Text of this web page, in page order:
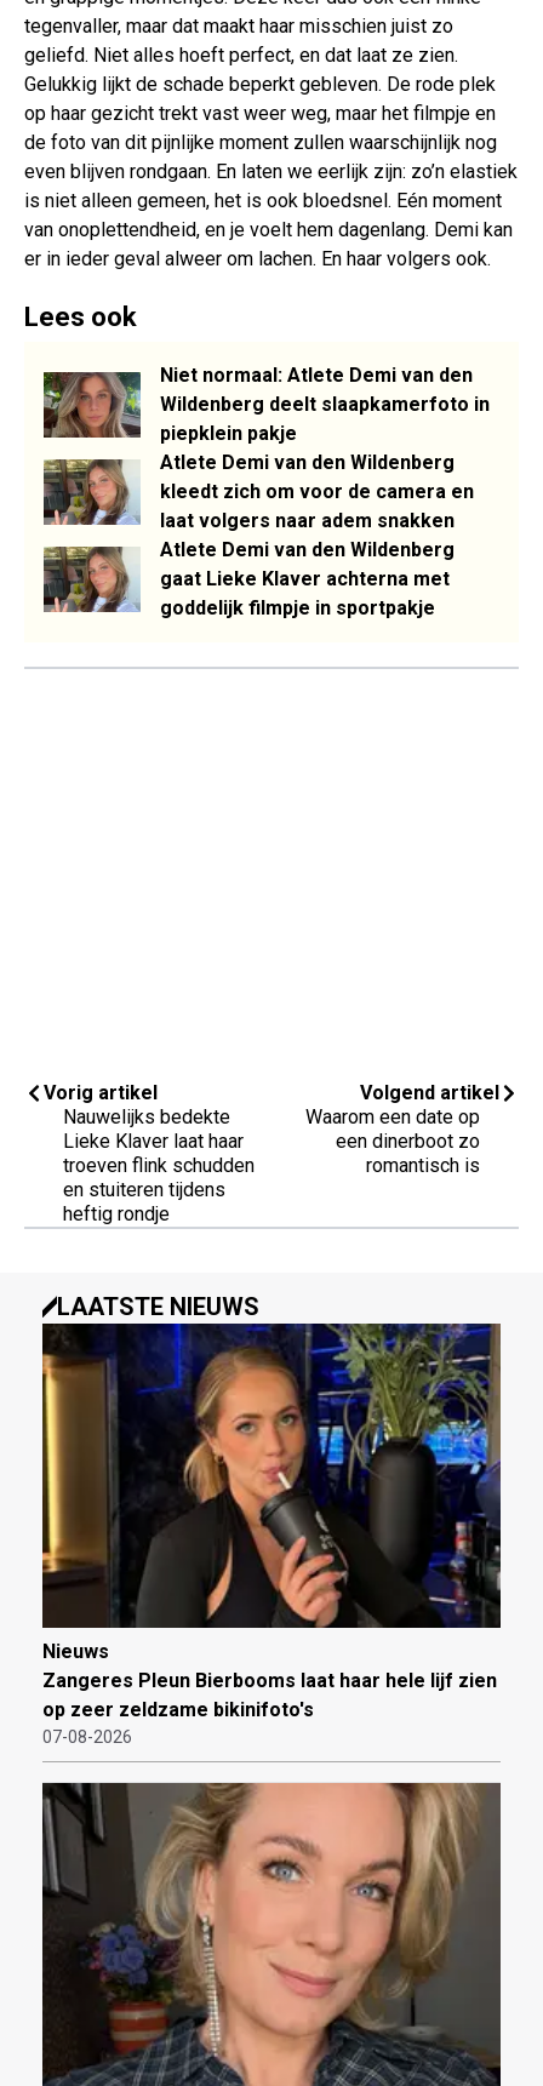
tegenvaller, maar dat maakt haar misschien juist zo
geliefd. Niet alles hoeft perfect, en dat laat ze zien.
Gelukkig lijkt de schade beperkt gebleven. De rode plek
op haar gezicht trekt vast weer weg, maar het filmpje en
de foto van dit pijnlijke moment zullen waarschijnlijk nog
even blijven rondgaan. En laten we eerlijk zijn: zo’n elastiek
is niet alleen gemeen, het is ook bloedsnel. Eén moment
van onoplettendheid, en je voelt hem dagenlang. Demi kan
er in ieder geval alweer om lachen. En haar volgers ook.
Lees ook
Niet normaal: Atlete Demi van den
Wildenberg deelt slaapkamerfoto in
piepklein pakje
Atlete Demi van den Wildenberg
kleedt zich om voor de camera en
laat volgers naar adem snakken
Atlete Demi van den Wildenberg
gaat Lieke Klaver achterna met
goddelijk filmpje in sportpakje
Vorig artikel
Nauwelijks bedekte
Lieke Klaver laat haar
troeven flink schudden
en stuiteren tijdens
heftig rondje
Volgend artikel
Waarom een date op
een dinerboot zo
romantisch is
LAATSTE NIEUWS
Nieuws
Zangeres Pleun Bierbooms laat haar hele lijf zien
op zeer zeldzame bikinifoto's
07-08-2026